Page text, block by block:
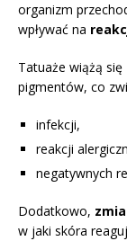
organizm
wpływać na
Tatuaże wiążą
pigmentów, co
infekcji,
reakcji
negatywnych
Dodatkowo,
w jaki skóra